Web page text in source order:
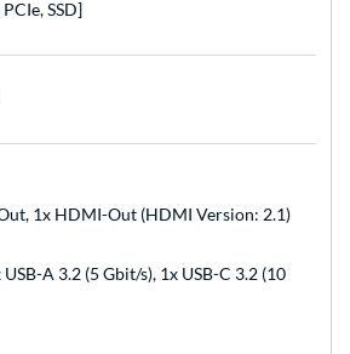
SSD]
1x HDMI-Out (HDMI Version: 2.1)
A 3.2 (5 Gbit/s), 1x USB-C 3.2 (10